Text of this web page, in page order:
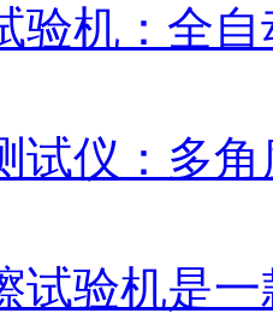
验机：全
试仪：多
试验机是